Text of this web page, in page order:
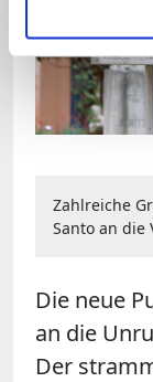
Zahlreiche
Santo an die
Die neue
an die
Der